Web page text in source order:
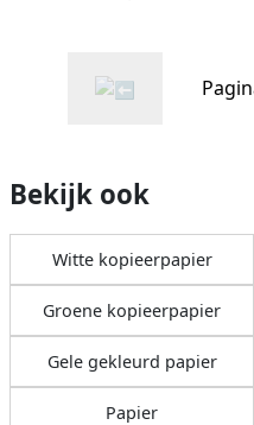
Bekijk ook
Witte kopieerpapier
Groene kopieerpapier
Gele gekleurd papier
Papier